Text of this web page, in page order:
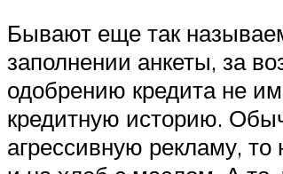
Бывают еще так
заполнении анкеты, за
одобрению кредита не
кредитную историю.
агрессивную рекламу, то